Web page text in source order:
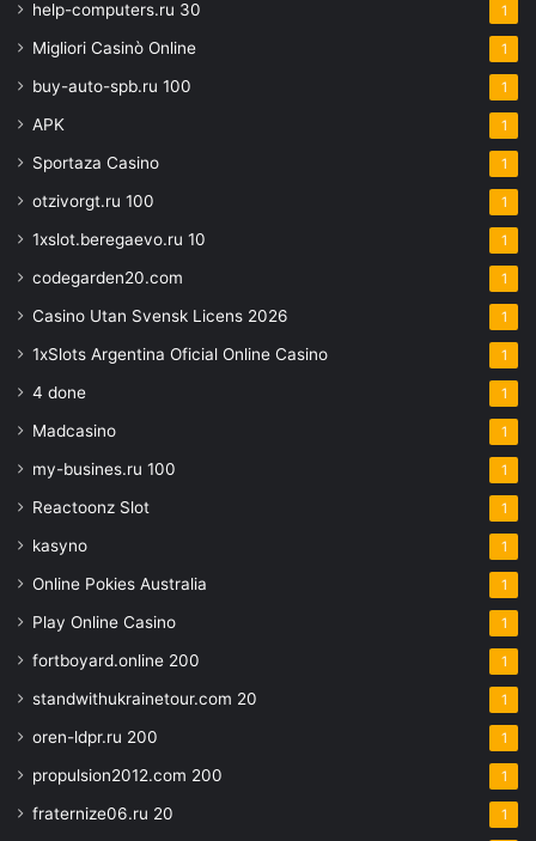
help-computers.ru 30 1
Migliori Casinò Online 1
buy-auto-spb.ru 100 1
APK 1
Sportaza Casino 1
otzivorgt.ru 100 1
1xslot.beregaevo.ru 10 1
codegarden20.com 1
Casino Utan Svensk Licens 2026 1
1xSlots Argentina Oficial Online Casino 1
4 done 1
Madcasino 1
my-busines.ru 100 1
Reactoonz Slot 1
kasyno 1
Online Pokies Australia 1
Play Online Casino 1
fortboyard.online 200 1
standwithukrainetour.com 20 1
oren-ldpr.ru 200 1
propulsion2012.com 200 1
fraternize06.ru 20 1